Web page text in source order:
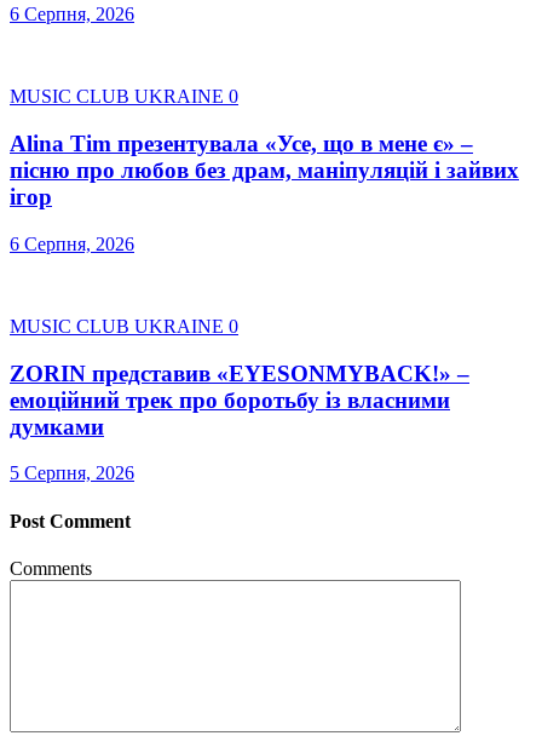
6 Серпня, 2026
MUSIC CLUB UKRAINE 0
Alina Tim презентувала «Усе, що в мене є» –
пісню про любов без драм, маніпуляцій і зайвих
ігор
6 Серпня, 2026
MUSIC CLUB UKRAINE 0
ZORIN представив «EYESONMYBACK!» –
емоційний трек про боротьбу із власними
думками
5 Серпня, 2026
Post Comment
Comments